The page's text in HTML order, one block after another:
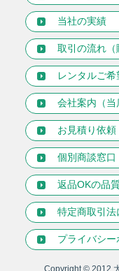
当社の実績
取引の流れ（
レンタルご
会社案内（当
お見積り依頼
個別商談窓口
返品OKの品
特定商取引
プライバシー
Copyright © 2012